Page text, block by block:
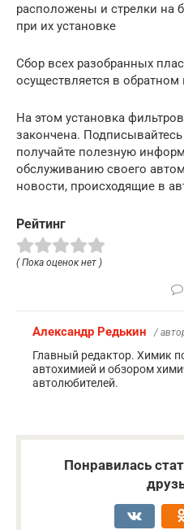
расположены и стрелки на
при их установке
Сбор всех разобранных
осуществляется в обратном
На этом установка
закончена.
получайте полезную
обслуживанию своего
новости, происходящие в
Рейтинг
( Пока оценок нет )
Александр Редькин /
Главный редактор. Химик
автохимией и обзором
автолюбителей.
Понравилась